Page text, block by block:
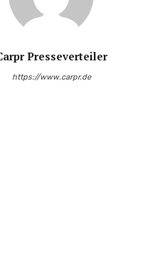
Presseverteiler
https://www.carpr.de